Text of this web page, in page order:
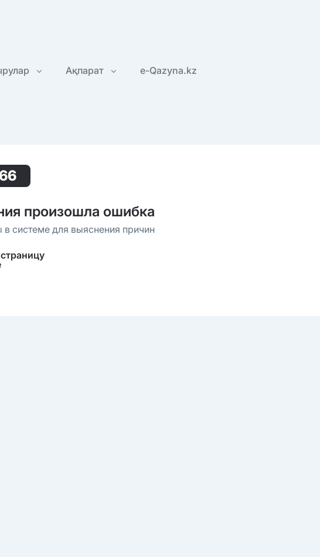
Ақпарат e-Qazyna.kz
произошла ошибка
системе для выяснения причин